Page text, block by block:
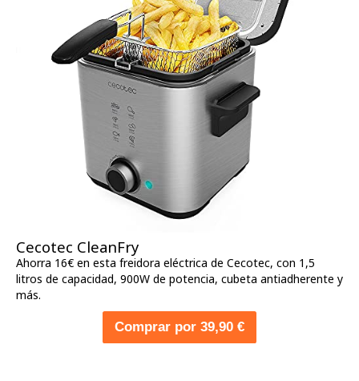
Cecotec CleanFry
Ahorra 16€ en esta freidora eléctrica de Cecotec, con 1,5
litros de capacidad, 900W de potencia, cubeta antiadherente y
más.
Comprar por 39,90 €